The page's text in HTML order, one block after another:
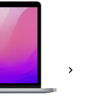
chevron_right